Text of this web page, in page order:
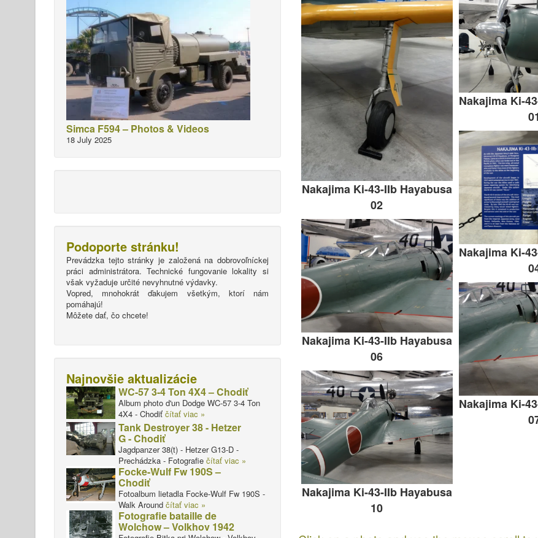
Nakajima Ki-43-IIb Hayabusa
02
Nakajima Ki-
01
Nakajima Ki-
Nakajima Ki-43-IIb Hayabusa
06
Nakajima Ki-
Nakajima Ki-43-IIb Hayabusa
10
Simca F594 – Photos & Videos
18 July 2025
Podoporte stránku!
Prevádzka tejto stránky je založená na dobrovoľníckej
práci administrátora. Technické fungovanie lokality si
však vyžaduje určité nevyhnutné výdavky.
Vopred, mnohokrát ďakujem všetkým, ktorí nám
pomáhajú!
Môžete dať, čo chcete!
Najnovšie aktualizácie
WC-57 3-4 Ton 4X4 – Chodiť
Album photo d'un Dodge WC-57 3-4 Ton
4X4 - Chodiť čítať viac »
Tank Destroyer 38 - Hetzer
G - Chodiť
Jagdpanzer 38(t) - Hetzer G13-D -
Prechádzka - Fotografie čítať viac »
Focke-Wulf Fw 190S –
Chodiť
Fotoalbum lietadla Focke-Wulf Fw 190S -
Walk Around čítať viac »
Fotografie bataille de
Wolchow – Volkhov 1942